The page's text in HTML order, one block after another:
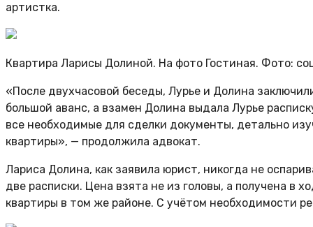
артистка.
Квартира Ларисы Долиной. На фото Гостиная. Фото:
«После двухчасовой беседы, Лурье и Долина
большой аванс, а взамен Долина выдала Лурье
все необходимые для сделки документы, детально
квартиры», — продолжила адвокат.
Лариса Долина, как заявила юрист, никогда не
две расписки. Цена взята не из головы, а получена в
квартиры в том же районе. С учётом необходимости